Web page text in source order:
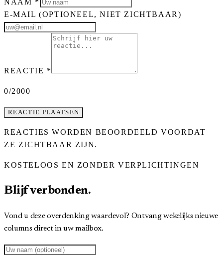
NAAM *
E-MAIL(OPTIONEEL, NIET ZICHTBAAR)
REACTIE *
0/2000
REACTIE PLAATSEN
REACTIES WORDEN BEOORDEELD VOORDAT
ZE ZICHTBAAR ZIJN.
KOSTELOOS EN ZONDER VERPLICHTINGEN
Blijf verbonden.
Vond u deze overdenking waardevol? Ontvang wekelijks nieuwe
columns direct in uw mailbox.